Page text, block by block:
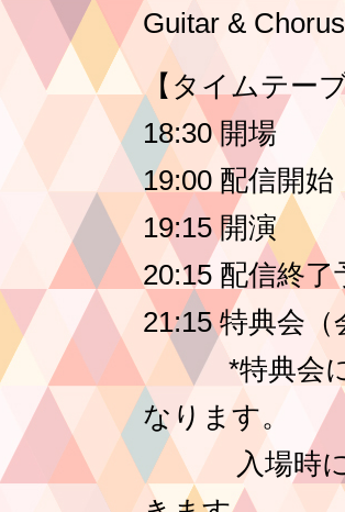
Guitar &
【タイムテー
18:30 開場
19:00 配信開始
19:15 開演
20:15 配信終了
21:15 特典会
*特典会にご
なります。
入場時に確